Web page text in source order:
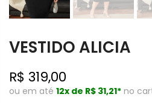
VESTIDO ALICIA
R$ 319,00
ou em até 12x de R$ 31,21* no